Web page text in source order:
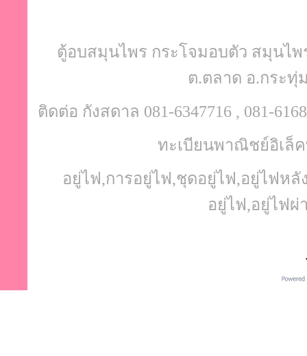
ตู้อบสมุนไพร กระโจมอบตัว สมุนไ
ต.ตลาด อ.กระทุ่
ติดต่อ กังสดาล 081-6347716 , 081-
ทะเบียนพาณิชย์อิเล็ค
อยู่ไฟ,การอยู่ไฟ,ชุดอยู่ไฟ,อยู่ไฟห
อยู่ไฟ,อยู่ไฟผ่